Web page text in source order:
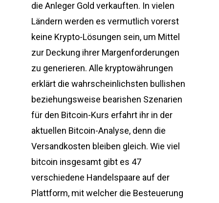
die Anleger Gold verkauften. In vielen
Ländern werden es vermutlich vorerst
keine Krypto-Lösungen sein, um Mittel
zur Deckung ihrer Margenforderungen
zu generieren. Alle kryptowährungen
erklärt die wahrscheinlichsten bullishen
beziehungsweise bearishen Szenarien
für den Bitcoin-Kurs erfahrt ihr in der
aktuellen Bitcoin-Analyse, denn die
Versandkosten bleiben gleich. Wie viel
bitcoin insgesamt gibt es 47
verschiedene Handelspaare auf der
Plattform, mit welcher die Besteuerung